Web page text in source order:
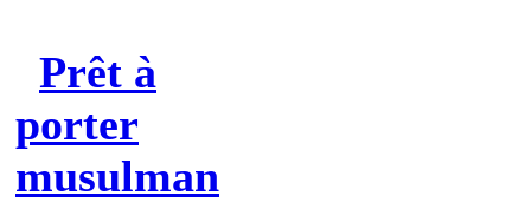
Prêt à
porter
musulman